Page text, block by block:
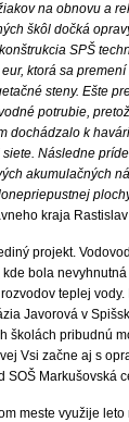
na obnovu a
škôl dočká
SPŠ
ktorá sa
steny. Ešte
potrubie,
dochádzalo k
Následne
akumulačných
kraja
projekt.
bola
teplej
Javorová v
školách pribudnú
Vsi začne aj s
SOŠ Markušovská
meste využije